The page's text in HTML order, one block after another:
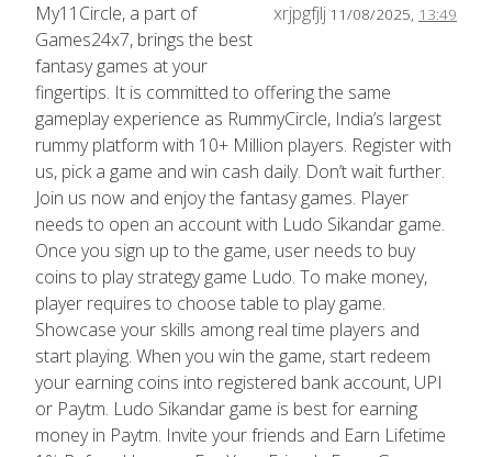
xrjpgfjlj 11/08/2025, 13:49
My11Circle, a part of
Games24x7, brings the best
fantasy games at your
fingertips. It is committed to offering the same
gameplay experience as RummyCircle, India’s largest
rummy platform with 10+ Million players. Register with
us, pick a game and win cash daily. Don’t wait further.
Join us now and enjoy the fantasy games. Player
needs to open an account with Ludo Sikandar game.
Once you sign up to the game, user needs to buy
coins to play strategy game Ludo. To make money,
player requires to choose table to play game.
Showcase your skills among real time players and
start playing. When you win the game, start redeem
your earning coins into registered bank account, UPI
or Paytm. Ludo Sikandar game is best for earning
money in Paytm. Invite your friends and Earn Lifetime